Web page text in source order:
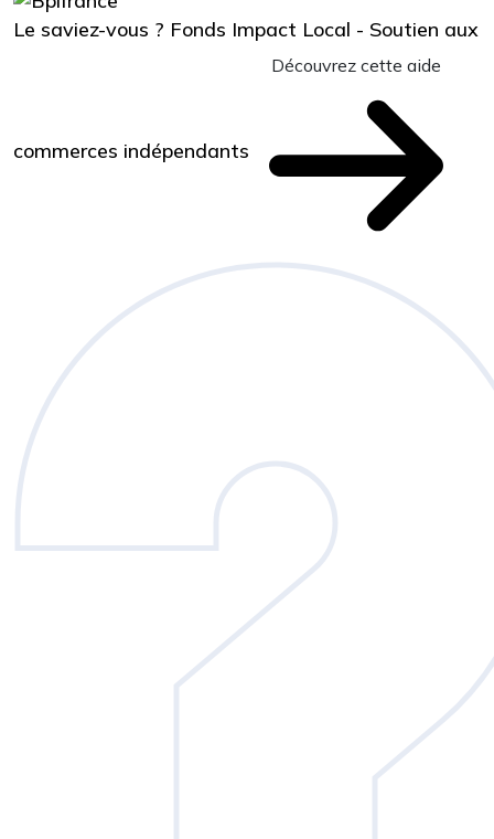
Le saviez-vous ? Fonds Impact Local - Soutien aux
commerces indépendants
Découvrez cette aide